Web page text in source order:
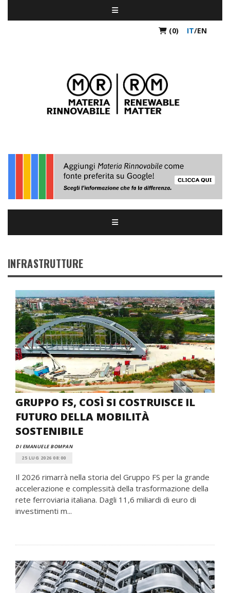
(0) IT/EN
INFRASTRUTTURE
GRUPPO FS, COSÌ SI COSTRUISCE IL
FUTURO DELLA MOBILITÀ
SOSTENIBILE
DI EMANUELE BOMPAN
25 LUG 2026 08:00
Il 2026 rimarrà nella storia del Gruppo FS per la grande
accelerazione e complessità della trasformazione della
rete ferroviaria italiana. Dagli 11,6 miliardi di euro di
investimenti m...